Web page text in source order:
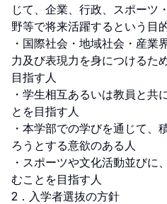
じて、企業、行政、スポーツ
野等で将来活躍するという目
・国際社会・地域社会・産業
力及び表現力を身につけるた
目指す人
・学生相互あるいは教員と共
とを目指す人
・本学部での学びを通じて、
ろうとする意欲のある人
・スポーツや文化活動並びに
むことを目指す人
2．入学者選抜の方針